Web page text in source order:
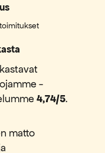
-
4,74/5.
matto